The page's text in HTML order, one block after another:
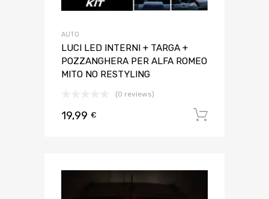
AUTO
LUCI LED INTERNI + TARGA +
POZZANGHERA PER ALFA ROMEO
MITO NO RESTYLING
(0 reviews)
19,99 €